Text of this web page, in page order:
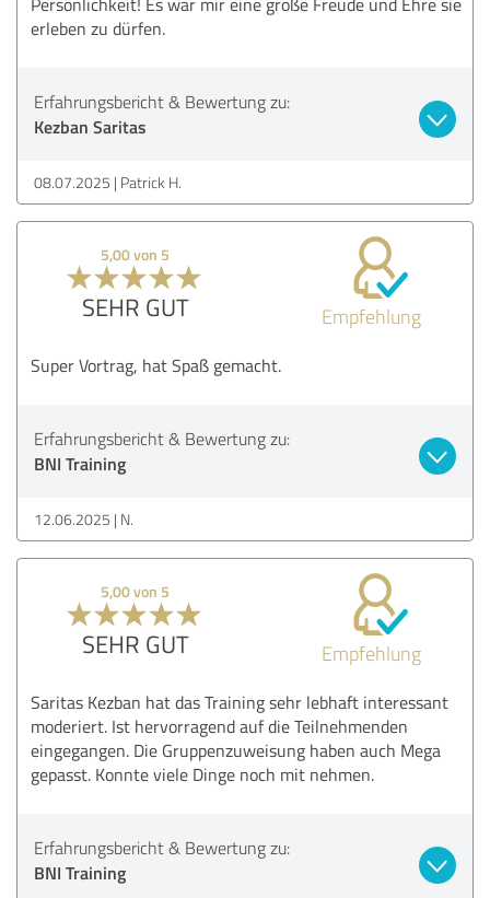
erleben zu dürfen.
Erfahrungsbericht & Bewertung zu:
Kezban Saritas
08.07.2025 Patrick H.
5,00 von 5
SEHR GUT Empfehlung
Super Vortrag, hat Spaß gemacht.
Erfahrungsbericht & Bewertung zu:
BNI Training
12.06.2025 N.
5,00 von 5
SEHR GUT Empfehlung
Saritas Kezban hat das Training sehr lebhaft interessant
moderiert. Ist hervorragend auf die Teilnehmenden
eingegangen. Die Gruppenzuweisung haben auch Mega
gepasst. Konnte viele Dinge noch mit nehmen.
Erfahrungsbericht & Bewertung zu:
BNI Training